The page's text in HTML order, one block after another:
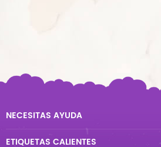
NECESITAS AYUDA
ETIQUETAS CALIENTES